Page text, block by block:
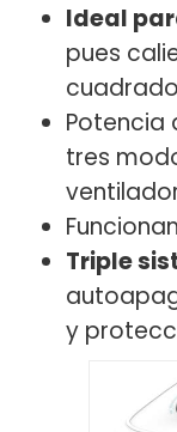
Ideal
pues
Potencia
tres
Triple
y